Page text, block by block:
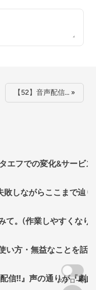
【52】音声配信… »
エフでの変化&サービ
敗しながらここまで辿
て。(作業しやすくなり
い方・無益なことを話
信‼️』声の通りが『劇
スクロール